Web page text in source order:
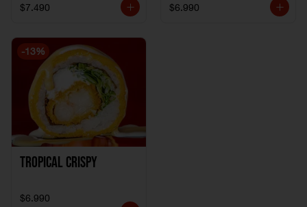
$7.490 $6.990
-13%
Tropical crispy
$6.990